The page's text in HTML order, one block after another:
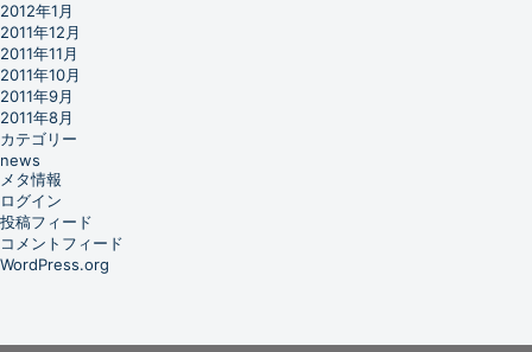
2012年1月
2011年12月
2011年11月
2011年10月
2011年9月
2011年8月
カテゴリー
news
メタ情報
ログイン
投稿フィード
コメントフィード
WordPress.org